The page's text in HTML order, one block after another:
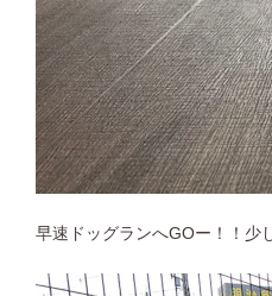
早速ドッグランへGOー！！